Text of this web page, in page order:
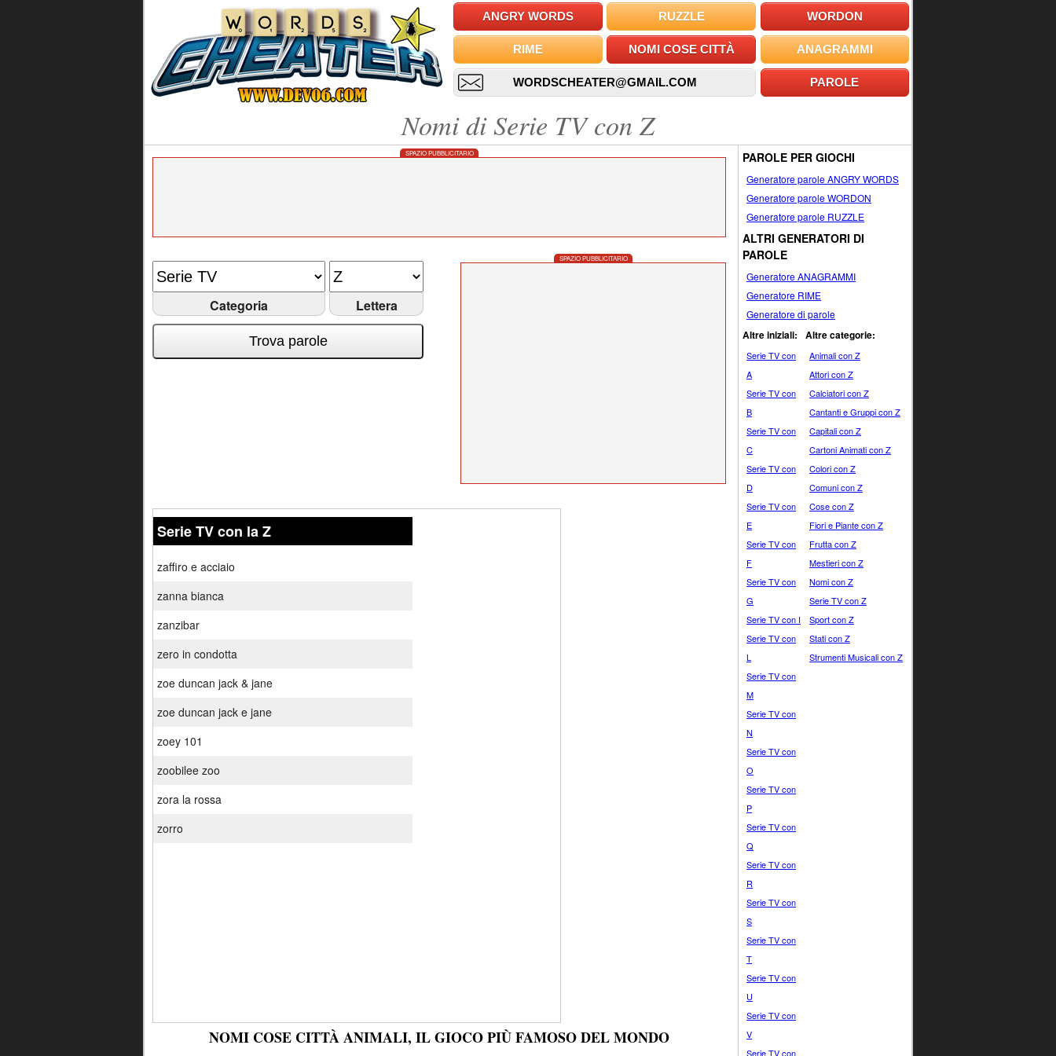
ANGRY WORDS RUZZLE WORDON
RIME NOMI COSE CITTÀ ANAGRAMMI
WORDSCHEATER@GMAIL.COM PAROLE
Nomi di Serie TV con Z
SPAZIO PUBBLICITARIO
Categoria Lettera
Trova parole
SPAZIO PUBBLICITARIO
Serie TV con la Z
zaffiro e acciaio
zanna bianca
zanzibar
zero in condotta
zoe duncan jack & jane
zoe duncan jack e jane
zoey 101
zoobilee zoo
zora la rossa
zorro
NOMI COSE CITTÀ ANIMALI, IL GIOCO PIÙ FAMOSO DEL MONDO
PAROLE PER GIOCHI
Generatore parole ANGRY WORDS
Generatore parole WORDON
Generatore parole RUZZLE
ALTRI GENERATORI DI
PAROLE
Generatore ANAGRAMMI
Generatore RIME
Generatore di parole
Altre iniziali:
Serie TV con
A
Serie TV con
B
Serie TV con
C
Serie TV con
D
Serie TV con
E
Serie TV con
F
Serie TV con
G
Serie TV con I
Serie TV con
L
Serie TV con
M
Serie TV con
N
Serie TV con
O
Serie TV con
P
Serie TV con
Q
Serie TV con
R
Serie TV con
S
Serie TV con
T
Serie TV con
U
Serie TV con
V
Serie TV con
Altre categorie:
Animali con Z
Attori con Z
Calciatori con Z
Cantanti e Gruppi con Z
Capitali con Z
Cartoni Animati con Z
Colori con Z
Comuni con Z
Cose con Z
Fiori e Piante con Z
Frutta con Z
Mestieri con Z
Nomi con Z
Serie TV con Z
Sport con Z
Stati con Z
Strumenti Musicali con Z